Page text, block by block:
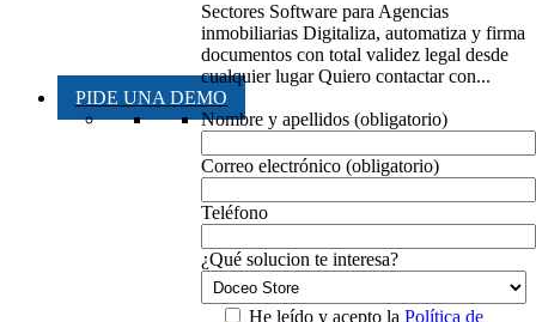
Sectores Software para Agencias
inmobiliarias Digitaliza, automatiza y firma
documentos con total validez legal desde
cualquier lugar Quiero contactar con...
PIDE UNA DEMO
Nombre y apellidos (obligatorio)
Correo electrónico (obligatorio)
Teléfono
¿Qué solucion te interesa?
He leído y acepto la Política de